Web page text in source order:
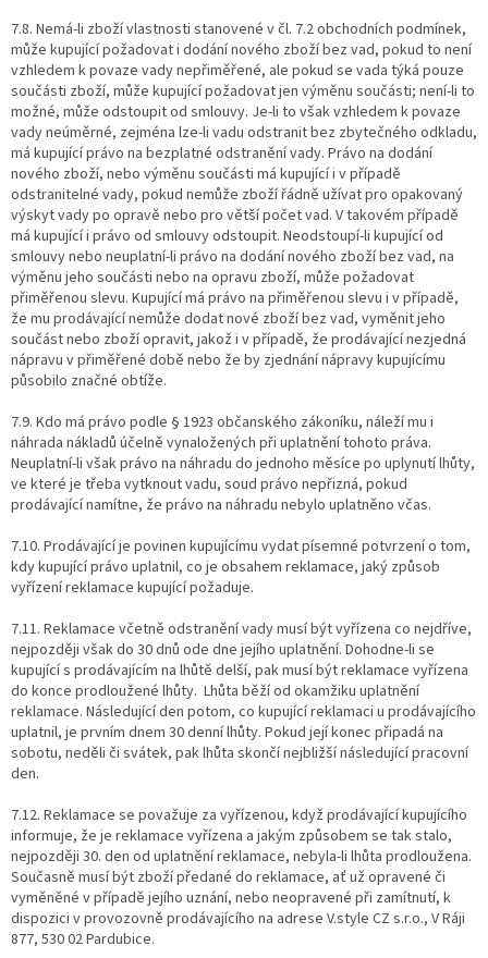
7.8. Nemá-li zboží vlastnosti stanovené v čl. 7.2 obchodních podmínek,
může kupující požadovat i dodání nového zboží bez vad, pokud to není
vzhledem k povaze vady nepřiměřené, ale pokud se vada týká pouze
součásti zboží, může kupující požadovat jen výměnu součásti; není-li to
možné, může odstoupit od smlouvy. Je-li to však vzhledem k povaze
vady neúměrné, zejména lze-li vadu odstranit bez zbytečného odkladu,
má kupující právo na bezplatné odstranění vady. Právo na dodání
nového zboží, nebo výměnu součásti má kupující i v případě
odstranitelné vady, pokud nemůže zboží řádně užívat pro opakovaný
výskyt vady po opravě nebo pro větší počet vad. V takovém případě
má kupující i právo od smlouvy odstoupit. Neodstoupí-li kupující od
smlouvy nebo neuplatní-li právo na dodání nového zboží bez vad, na
výměnu jeho součásti nebo na opravu zboží, může požadovat
přiměřenou slevu. Kupující má právo na přiměřenou slevu i v případě,
že mu prodávající nemůže dodat nové zboží bez vad, vyměnit jeho
součást nebo zboží opravit, jakož i v případě, že prodávající nezjedná
nápravu v přiměřené době nebo že by zjednání nápravy kupujícímu
působilo značné obtíže.
7.9. Kdo má právo podle § 1923 občanského zákoníku, náleží mu i
náhrada nákladů účelně vynaložených při uplatnění tohoto práva.
Neuplatní-li však právo na náhradu do jednoho měsíce po uplynutí lhůty,
ve které je třeba vytknout vadu, soud právo nepřizná, pokud
prodávající namítne, že právo na náhradu nebylo uplatněno včas.
7.10. Prodávající je povinen kupujícímu vydat písemné potvrzení o tom,
kdy kupující právo uplatnil, co je obsahem reklamace, jaký způsob
vyřízení reklamace kupující požaduje.
7.11. Reklamace včetně odstranění vady musí být vyřízena co nejdříve,
nejpozději však do 30 dnů ode dne jejího uplatnění. Dohodne-li se
kupující s prodávajícím na lhůtě delší, pak musí být reklamace vyřízena
do konce prodloužené lhůty. Lhůta běží od okamžiku uplatnění
reklamace. Následující den potom, co kupující reklamaci u prodávajícího
uplatnil, je prvním dnem 30 denní lhůty. Pokud její konec připadá na
sobotu, neděli či svátek, pak lhůta skončí nejbližší následující pracovní
den.
7.12. Reklamace se považuje za vyřízenou, když prodávající kupujícího
informuje, že je reklamace vyřízena a jakým způsobem se tak stalo,
nejpozději 30. den od uplatnění reklamace, nebyla-li lhůta prodloužena.
Současně musí být zboží předané do reklamace, ať už opravené či
vyměněné v případě jejího uznání, nebo neopravené při zamítnutí, k
dispozici v provozovně prodávajícího na adrese V.style CZ s.r.o., V Ráji
877, 530 02 Pardubice.